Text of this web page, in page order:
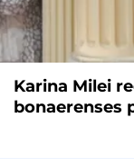
Karina Milei
bonaerenses